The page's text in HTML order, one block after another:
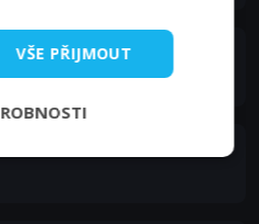
VŠE PŘIJMOUT